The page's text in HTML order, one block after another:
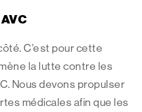
C’est pour cette
la lutte contre les
Nous devons propulser
médicales afin que les